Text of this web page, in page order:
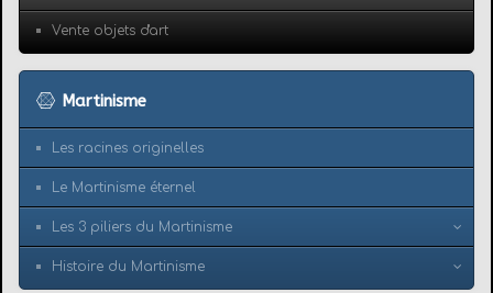
Vente objets d'art
Martinisme
Les racines originelles
Le Martinisme éternel
Les 3 piliers du Martinisme
Histoire du Martinisme